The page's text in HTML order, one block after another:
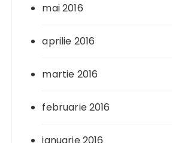
mai 2016
aprilie 2016
martie 2016
februarie 2016
ianuarie 2016